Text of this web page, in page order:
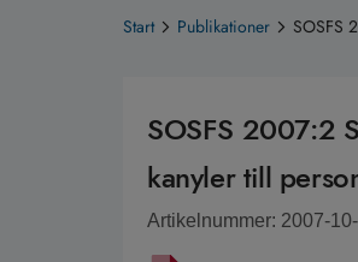
Start Publikationer SOSFS
SOSFS 2007:2
kanyler till
Artikelnummer: 2007-